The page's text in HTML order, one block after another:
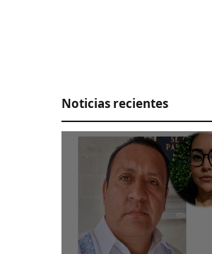
Noticias recientes